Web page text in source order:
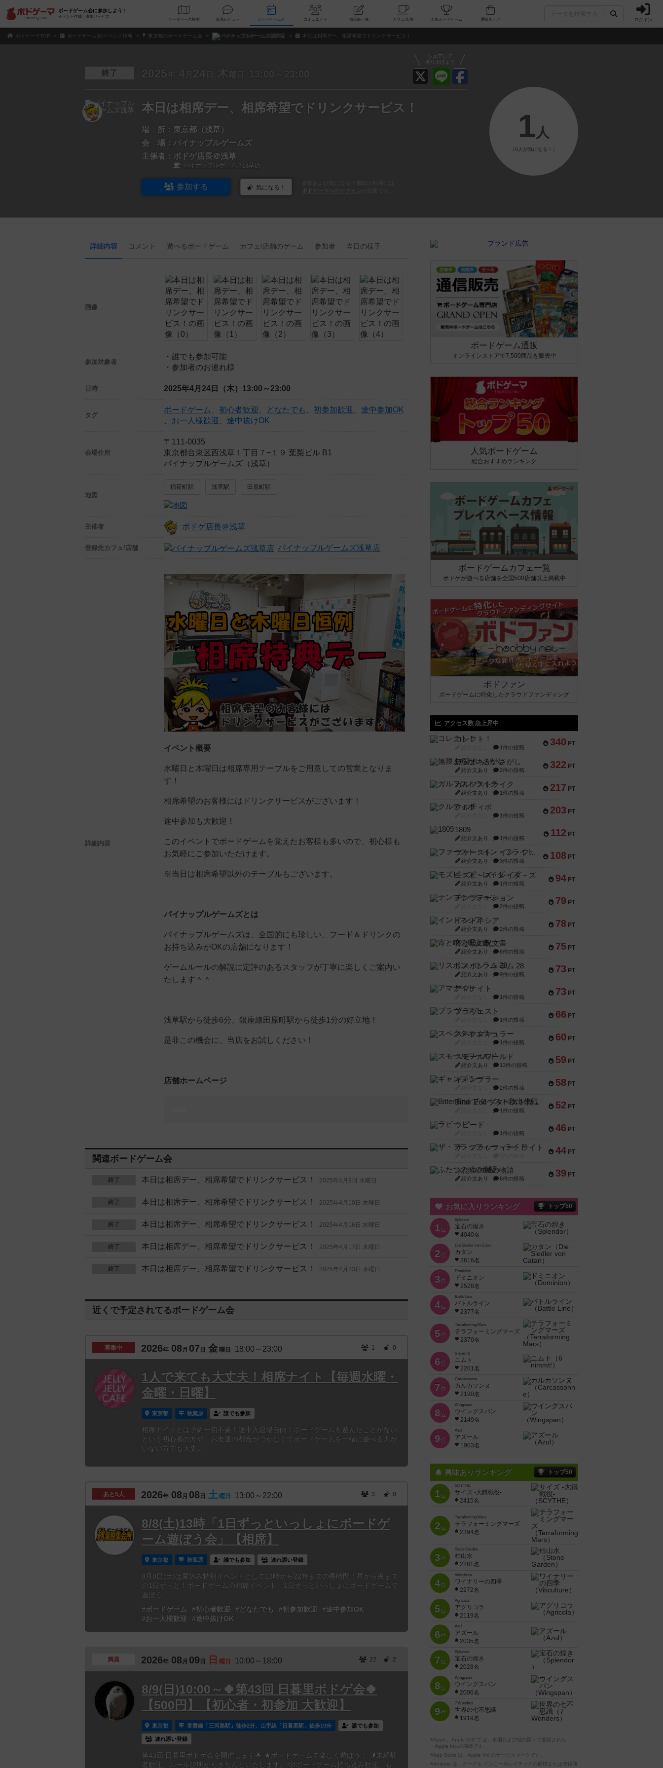
ボードゲーム会に参加しよう！
イベント作成・参加サービス
データベース 検索 新着レビュー ボードゲーム会 コミュニティ 掲示板一覧 カフェ/店舗 人気ボードゲーム ログイン
ボドゲーマTOP ボードゲーム会/イベント情報 東京都のボードゲーム会 パイナップルゲームズ浅草店 本日は相席デー、相席希望でドリンクサービス！
シェアして
盛り上げよう
終了 2025 年 4 月 24 日 木 曜日 13:00～23:00
本日は相席デー、相席希望でドリンクサービス！
場 所： 東京都（浅草）
会 場： パイナップルゲームズ
主催者： ボドゲ店長＠浅草
パイナップルゲームズ浅草店
参加する 気になる！
ボドゲーマへのログイン
1 人
（0人が気になる！）
詳細内容 コメント 遊べるボードゲーム カフェ/店舗のゲーム 参加者 当日の様子
画像
参加対象者
・誰でも参加可能
・参加者のお連れ様
日時 2025年4月24日（木） 13:00～23:00
タグ
ボードゲーム 初心者歓迎 どなたでも 初参加歓迎
途中参加OK
お一人様歓迎 途中抜けOK
会場住所
〒111-0035
東京都台東区西浅草１丁目７−１９ 葉梨ビル B1
パイナップルゲームズ（浅草）
地図
稲荷町駅 浅草駅 田原町駅
主催者 ボドゲ店長＠浅草
登録先カフェ/店舗 パイナップルゲームズ浅草店
詳細内容
イベント概要
水曜日と木曜日は相席専用テーブルをご用意しての営業となりま
す！
相席希望のお客様にはドリンクサービスがございます！
途中参加も大歓迎！
このイベントでボードゲームを覚えたお客様も多いので、初心様も
お気軽にご参加いただけます。
※当日は相席希望以外のテーブルもございます。
パイナップルゲームズとは
パイナップルゲームズは、全国的にも珍しい、フード＆ドリンクの
お持ち込みがOKの店舗になります！
ゲームルールの解説に定評のあるスタッフが丁寧に楽しくご案内い
たします＾＾
浅草駅から徒歩6分、銀座線田原町駅から徒歩1分の好立地！
是非この機会に、当店をお試しください！
店舗ホームページ
関連ボードゲーム会
終了 本日は相席デー、相席希望でドリンクサービス！ 2025年4月9日 水曜日
終了 本日は相席デー、相席希望でドリンクサービス！ 2025年4月10日 木曜日
終了 本日は相席デー、相席希望でドリンクサービス！ 2025年4月16日 水曜日
終了 本日は相席デー、相席希望でドリンクサービス！ 2025年4月17日 木曜日
終了 本日は相席デー、相席希望でドリンクサービス！ 2025年4月23日 水曜日
近くで予定されてるボードゲーム会
募集中 2026年 08 月 07 日 金 曜日 18:00～23:00 1 0
1人で来ても大丈夫！相席ナイト【毎週水曜・
金曜・日曜】
東京都 秋葉原 誰でも参加
相席ナイトとは予約一切不要！途中入退場自由！ボードゲームを遊んだことがない
という初心者の方や、お友達の都合がつかなくてボードゲームを一緒に遊べる人が
いない方でも大丈...
あと5人 2026年 08 月 08 日 土 曜日 13:00～22:00 3 0
8/8(土)13時「1日ずっといっしょにボードゲ
ーム遊ぼう会」【相席】
東京都 秋葉原 誰でも参加 連れ添い登録
8月8日(土)は夏休み特別イベントとして13時から22時までの長時間！昼から夜まで
の1日ずっと！ボードゲームの相席イベント「1日ずっといっしょにボードゲームで
遊ぼう...
#ボードゲーム
#初心者歓迎 #どなたでも #初参加歓迎
#途中参加OK
#お一人様歓迎
#途中抜けOK
満員 2026年 08月 09 日 日 曜日 10:00～18:00 22 2
8/9(日)10:00～🍀第43回 日暮里ボドゲ会🍀
【500円】【初心者・初参加 大歓迎】
東京都 常磐線「三河島駅」徒歩2分、山手線「日暮里駅」徒歩10分 誰でも参加
連れ添い登録
第43回 日暮里ボドゲ会を開催します🌟 ★ボードゲームで楽しく遊ぼう！ 🔰未経験
者歓迎。ルール説明からきちんといたします。 🎲ボードゲーム持ち込み歓迎。も
ボードゲーム通販
オンラインストアで7,500商品を販売中
人気ボードゲーム
総合おすすめランキング
ボードゲームカフェ一覧
ボドゲが遊べる店舗を全国500店舗以上掲載中
ボドファン
ボードゲームに特化したクラウドファンディング
アクセス数 急上昇中
340 PT
コレクト！
1件の投稿
322 PT
無限まちがいさがし
紹介文あり 2件の投稿
217 PT
ガルフストライク
紹介文あり 1件の投稿
203 PT
クルティボ
1件の投稿
112 PT
1809
紹介文あり 1件の投稿
108 PT
ファースト・イン・フライト
紹介文あり 3件の投稿
94 PT
モズビ－ズ・レイダ－ズ
紹介文あり 1件の投稿
79 PT
テンプテーション
2件の投稿
78 PT
インドネシア
紹介文あり 2件の投稿
75 PT
宵と暁の呪文書
紹介文あり 8件の投稿
73 PT
リスボン・トラム 28
紹介文あり 9件の投稿
73 PT
アマナイト
1件の投稿
66 PT
ブラヴェスト
1件の投稿
60 PT
スペクタキュラー
1件の投稿
59 PT
スモールワールド
紹介文あり 13件の投稿
58 PT
ギャンブラー
2件の投稿
52 PT
Bitter End ブタペスト救出作戦
1件の投稿
46 PT
ラピード
1件の投稿
44 PT
ザ・フラッフィー・ライト
39 PT
ふたつの城の物語
紹介文あり 6件の投稿
お気に入りランキング トップ50
1位
Splendor
宝石の煌き
4040名
2位
Die Siedler von Catan
カタン
3616名
3位
Dominion
ドミニオン
2528名
4位
Battle Line
バトルライン
2377名
5位
Terraforming Mars
テラフォーミングマーズ
2370名
6位
6 nimmt!
ニムト
2201名
7位
Carcassonne
カルカソンヌ
2190名
8位
Wingspan
ウイングスパン
2149名
9位
Azul
アズール
1903名
興味ありランキング トップ50
1位
SCYTHE
サイズ -大鎌戦役-
2415名
2位
Terraforming Mars
テラフォーミングマーズ
2394名
3位
Stone Garden
枯山水
2281名
4位
Viticulture
ワイナリーの四季
2272名
5位
Agricola
アグリコラ
2119名
6位
Azul
アズール
2035名
7位
Splendor
宝石の煌き
2028名
8位
Wingspan
ウイングスパン
2006名
9位
7 Wonders
世界の七不思議
1919名
※Apple、Apple のロゴ は、米国および他の国々で登録された
Apple Inc.の商標です。
※App Store は、Apple Inc.のサービスマークです。
※Android は、グーグル インコーポレイテッドの商標または登録商